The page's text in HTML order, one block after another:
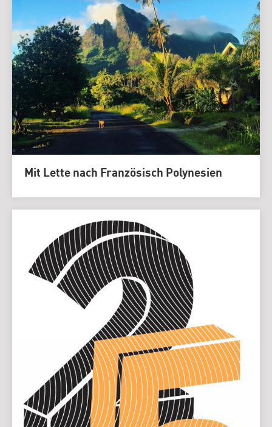
Mit Lette nach Französisch Polynesien